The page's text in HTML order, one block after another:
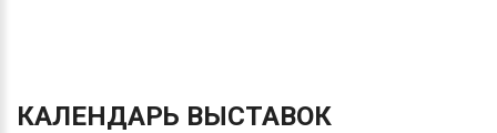
КАЛЕНДАРЬ ВЫСТАВОК